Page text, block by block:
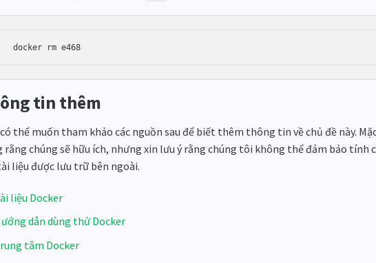
tin thêm
thể muốn tham khảo các nguồn sau để biết thêm thông tin về chủ đề này.
rằng chúng sẽ hữu ích, nhưng xin lưu ý rằng chúng tôi không thể đảm bảo tính
liệu được lưu trữ bên ngoài.
liệu Docker
dẫn dùng thử Docker
tâm Docker